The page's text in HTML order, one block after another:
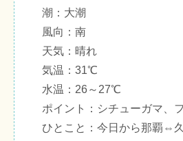
潮：大潮
風向：南
天気：晴れ
気温：31℃
水温：26～27℃
ポイント：シチューガマ、
ひとこと：今日から那覇⇔